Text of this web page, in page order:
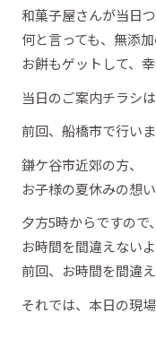
和菓子屋さんが当日
何と言っても、無添
お餅もゲットして、
当日のご案内チラシは
前回、船橋市で行い
鎌ケ谷市近郊の方、
お子様の夏休みの想
夕方5時からですので、
お時間を間違えない
前回、お時間を間違
それでは、本日の現